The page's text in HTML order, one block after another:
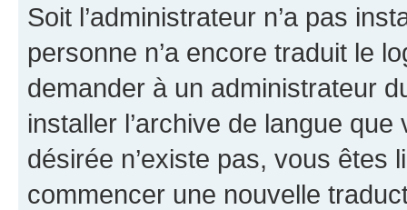
Soit l’administrateur n’a pas
personne n’a encore traduit le
demander à un administrateur
installer l’archive de langue
désirée n’existe pas, vous êtes
commencer une nouvelle